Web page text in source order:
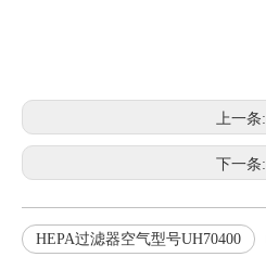
上一条:
下一条:
HEPA过滤器空气型号UH70400